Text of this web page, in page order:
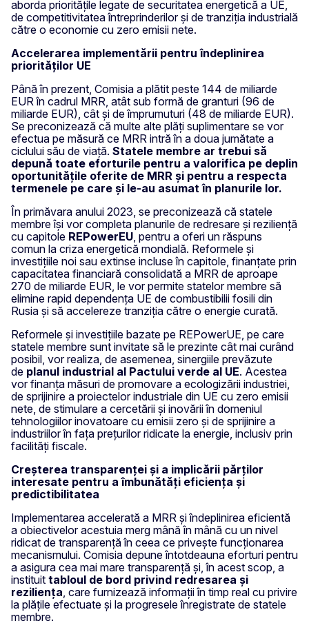
aborda prioritățile legate de securitatea energetică a UE,
de competitivitatea întreprinderilor și de tranziția industrială
către o economie cu zero emisii nete.
Accelerarea implementării pentru îndeplinirea
priorităților UE
Până în prezent, Comisia a plătit peste 144 de miliarde
EUR în cadrul MRR, atât sub formă de granturi (96 de
miliarde EUR), cât și de împrumuturi (48 de miliarde EUR).
Se preconizează că multe alte plăți suplimentare se vor
efectua pe măsură ce MRR intră în a doua jumătate a
ciclului său de viață. Statele membre ar trebui să
depună toate eforturile pentru a valorifica pe deplin
oportunitățile oferite de MRR și pentru a respecta
termenele pe care și le-au asumat în planurile lor.
În primăvara anului 2023, se preconizează că statele
membre își vor completa planurile de redresare și reziliență
cu capitole REPowerEU , pentru a oferi un răspuns
comun la criza energetică mondială. Reformele și
investițiile noi sau extinse incluse în capitole, finanțate prin
capacitatea financiară consolidată a MRR de aproape
270 de miliarde EUR, le vor permite statelor membre să
elimine rapid dependența UE de combustibilii fosili din
Rusia și să accelereze tranziția către o energie curată.
Reformele și investițiile bazate pe REPowerUE, pe care
statele membre sunt invitate să le prezinte cât mai curând
posibil, vor realiza, de asemenea, sinergiile prevăzute
de planul industrial al Pactului verde al UE. Acestea
vor finanța măsuri de promovare a ecologizării industriei,
de sprijinire a proiectelor industriale din UE cu zero emisii
nete, de stimulare a cercetării și inovării în domeniul
tehnologiilor inovatoare cu emisii zero și de sprijinire a
industriilor în fața prețurilor ridicate la energie, inclusiv prin
facilități fiscale.
Creșterea transparenței și a implicării părților
interesate pentru a îmbunătăți eficiența și
predictibilitatea
Implementarea accelerată a MRR și îndeplinirea eficientă
a obiectivelor acestuia merg mână în mână cu un nivel
ridicat de transparență în ceea ce privește funcționarea
mecanismului. Comisia depune întotdeauna eforturi pentru
a asigura cea mai mare transparență și, în acest scop, a
instituit tabloul de bord privind redresarea și
reziliența , care furnizează informații în timp real cu privire
la plățile efectuate și la progresele înregistrate de statele
membre.